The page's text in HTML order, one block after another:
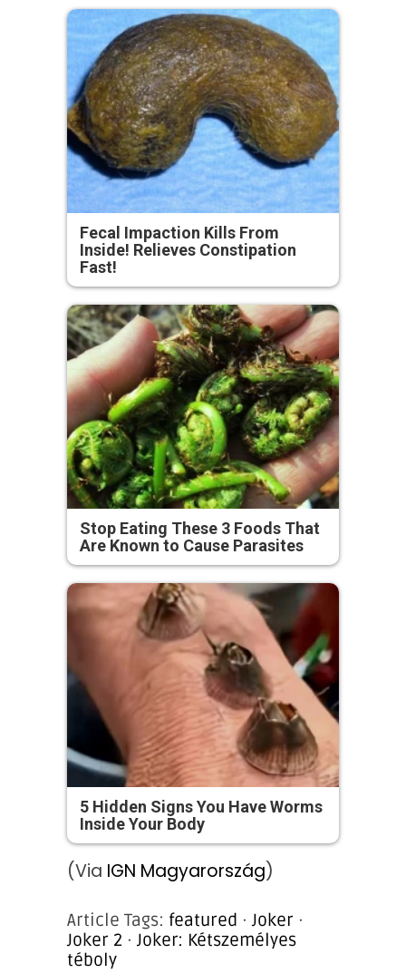
Fecal Impaction Kills From
Inside! Relieves Constipation
Fast!
Stop Eating These 3 Foods That
Are Known to Cause Parasites
5 Hidden Signs You Have Worms
Inside Your Body
(Via IGN Magyarország)
Article Tags: featured · Joker ·
Joker 2 · Joker: Kétszemélyes
téboly